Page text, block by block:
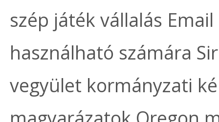
szép játék vállalás
használható számára
vegyület kormányzati